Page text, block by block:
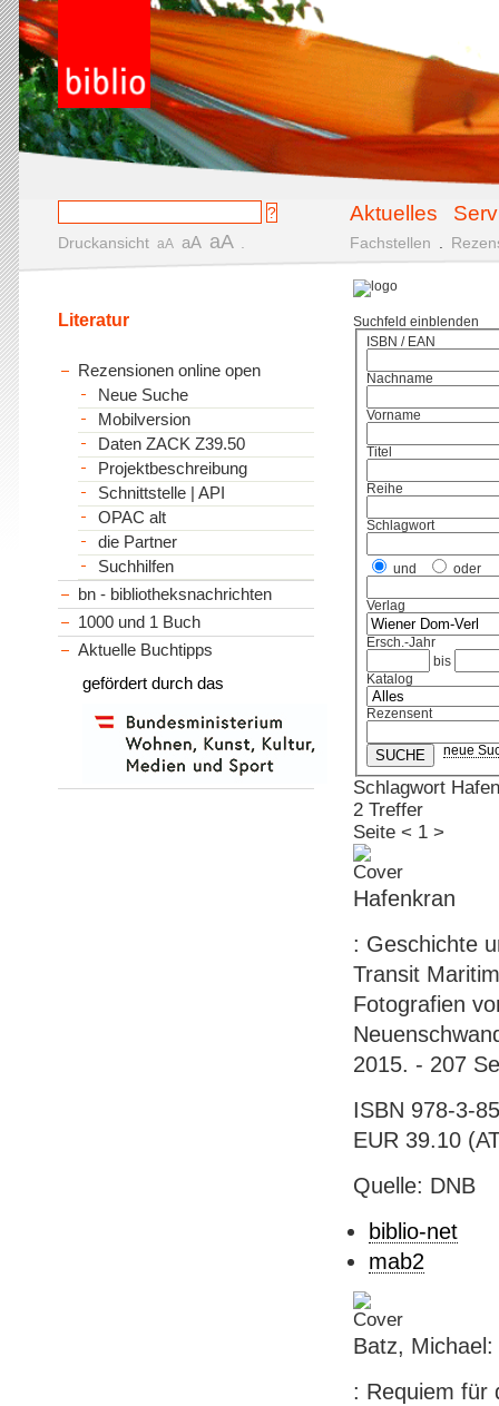
Aktuelles
Druckansicht aA aA aA Fachstellen
Suchfeld einblenden
ISBN / EAN
Nachname
Vorname
Titel
Reihe
Schlagwort
und oder
Verlag
Ersch.-Jahr
bis
Katalog
Rezensent
neue
Schlagwort
2 Treffer
Seite < 1 >
Hafenkran
: Geschichte
Transit
Fotografien
2015. - 207
ISBN 978-3-
EUR 39.10
Quelle: DNB
biblio-net
mab2
Batz,
: Requiem für
Literatur
Rezensionen online open
Neue Suche
Mobilversion
Daten ZACK Z39.50
Projektbeschreibung
Schnittstelle | API
OPAC alt
die Partner
Suchhilfen
bn - bibliotheksnachrichten
1000 und 1 Buch
Aktuelle Buchtipps
gefördert durch das